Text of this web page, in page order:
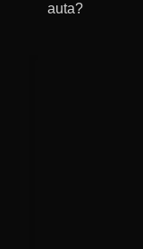
auta?